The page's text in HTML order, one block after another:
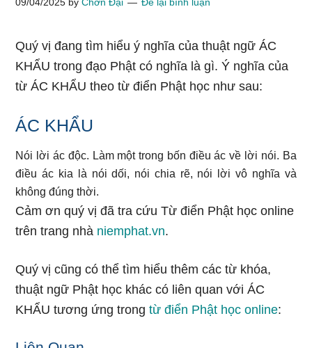
Quý vị đang tìm hiểu ý nghĩa của thuật ngữ ÁC
KHẨU trong đạo Phật có nghĩa là gì. Ý nghĩa của
từ ÁC KHẨU theo từ điển Phật học như sau:
ÁC KHẨU
Nói lời ác độc. Làm một trong bốn điều ác về lời nói. Ba
điều ác kia là nói dối, nói chia rẽ, nói lời vô nghĩa và
không đúng thời.
Cảm ơn quý vị đã tra cứu Từ điển Phật học online
trên trang nhà niemphat.vn.
Quý vị cũng có thể tìm hiểu thêm các từ khóa,
thuật ngữ Phật học khác có liên quan với ÁC
KHẨU tương ứng trongtừ điển Phật học online: